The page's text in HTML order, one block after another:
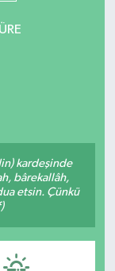
kardeşinde
bârekallâh,
etsin. Çünkü